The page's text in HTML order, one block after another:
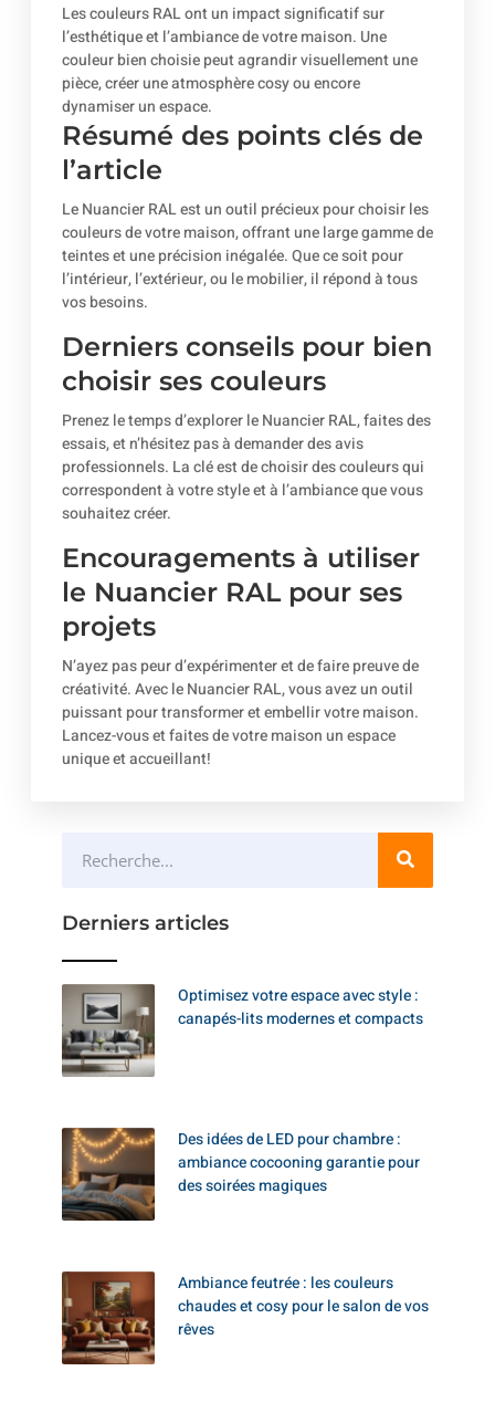
Les couleurs RAL ont un impact significatif sur
l’esthétique et l’ambiance de votre maison. Une
couleur bien choisie peut agrandir visuellement une
pièce, créer une atmosphère cosy ou encore
dynamiser un espace.
Résumé des points clés de
l’article
Le Nuancier RAL est un outil précieux pour choisir les
couleurs de votre maison, offrant une large gamme de
teintes et une précision inégalée. Que ce soit pour
l’intérieur, l’extérieur, ou le mobilier, il répond à tous
vos besoins.
Derniers conseils pour bien
choisir ses couleurs
Prenez le temps d’explorer le Nuancier RAL, faites des
essais, et n’hésitez pas à demander des avis
professionnels. La clé est de choisir des couleurs qui
correspondent à votre style et à l’ambiance que vous
souhaitez créer.
Encouragements à utiliser
le Nuancier RAL pour ses
projets
N’ayez pas peur d’expérimenter et de faire preuve de
créativité. Avec le Nuancier RAL, vous avez un outil
puissant pour transformer et embellir votre maison.
Lancez-vous et faites de votre maison un espace
unique et accueillant!
Derniers articles
Optimisez votre espace avec style :
canapés-lits modernes et compacts
Des idées de LED pour chambre :
ambiance cocooning garantie pour
des soirées magiques
Ambiance feutrée : les couleurs
chaudes et cosy pour le salon de vos
rêves